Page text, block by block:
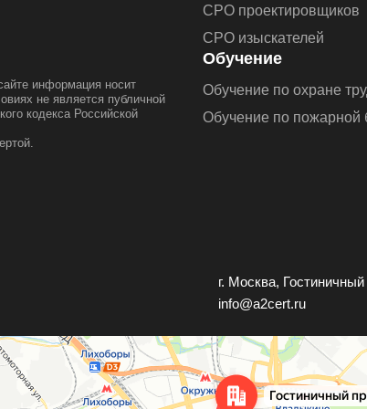
информация носит
не является публичной
кодекса Российской
СРО проектировщиков
СРО изыскателей
Обучение
Обучение по охране
Обучение по пожарной
г. Москва,
info@a2cert.ru